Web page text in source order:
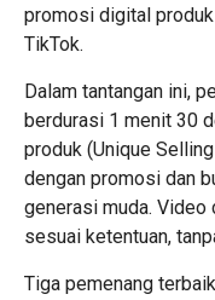
promosi digital
TikTok.
Dalam tantangan ini,
berdurasi 1 menit 30
produk (Unique
dengan promosi dan
generasi muda. Video
sesuai ketentuan,
Tiga pemenang